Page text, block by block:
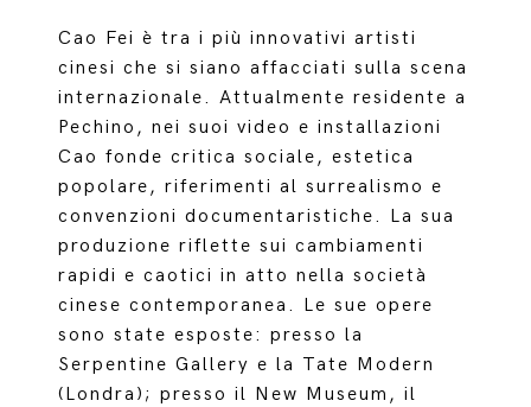
Cao Fei è tra i più innovativi artisti
cinesi che si siano affacciati sulla scena
internazionale. Attualmente residente a
Pechino, nei suoi video e installazioni
Cao fonde critica sociale, estetica
popolare, riferimenti al surrealismo e
convenzioni documentaristiche. La sua
produzione riflette sui cambiamenti
rapidi e caotici in atto nella società
cinese contemporanea. Le sue opere
sono state esposte: presso la
Serpentine Gallery e la Tate Modern
(Londra); presso il New Museum, il